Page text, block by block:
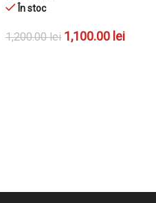
În stoc
1,200.00lei 1,100.00 lei